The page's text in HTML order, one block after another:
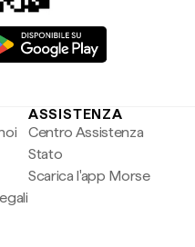
ASSISTENZA
Centro Assistenza
Stato
Scarica l'app Morse